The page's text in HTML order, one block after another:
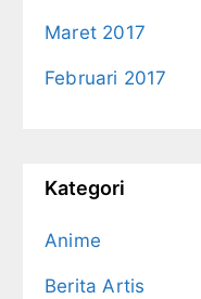
Maret 2017
Februari 2017
Kategori
Anime
Berita Artis